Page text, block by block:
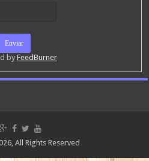
byFeedBurner
All Rights Reserved